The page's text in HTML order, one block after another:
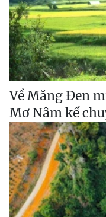
Về Măng Đen
Mơ Nâm kể